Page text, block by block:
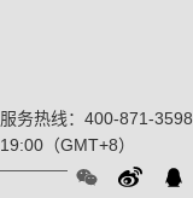
服务热线：400-871-3598
19:00（GMT+8）